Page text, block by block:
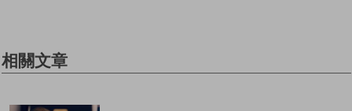
相關文章